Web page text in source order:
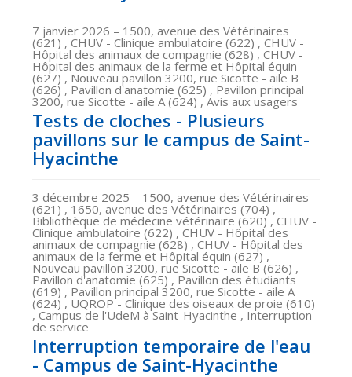
7 janvier 2026 – 1500, avenue des Vétérinaires
(621) , CHUV - Clinique ambulatoire (622) , CHUV -
Hôpital des animaux de compagnie (628) , CHUV -
Hôpital des animaux de la ferme et Hôpital équin
(627) , Nouveau pavillon 3200, rue Sicotte - aile B
(626) , Pavillon d'anatomie (625) , Pavillon principal
3200, rue Sicotte - aile A (624) , Avis aux usagers
Tests de cloches - Plusieurs
pavillons sur le campus de Saint-
Hyacinthe
3 décembre 2025 – 1500, avenue des Vétérinaires
(621) , 1650, avenue des Vétérinaires (704) ,
Bibliothèque de médecine vétérinaire (620) , CHUV -
Clinique ambulatoire (622) , CHUV - Hôpital des
animaux de compagnie (628) , CHUV - Hôpital des
animaux de la ferme et Hôpital équin (627) ,
Nouveau pavillon 3200, rue Sicotte - aile B (626) ,
Pavillon d'anatomie (625) , Pavillon des étudiants
(619) , Pavillon principal 3200, rue Sicotte - aile A
(624) , UQROP - Clinique des oiseaux de proie (610)
, Campus de l'UdeM à Saint-Hyacinthe , Interruption
de service
Interruption temporaire de l'eau
- Campus de Saint-Hyacinthe